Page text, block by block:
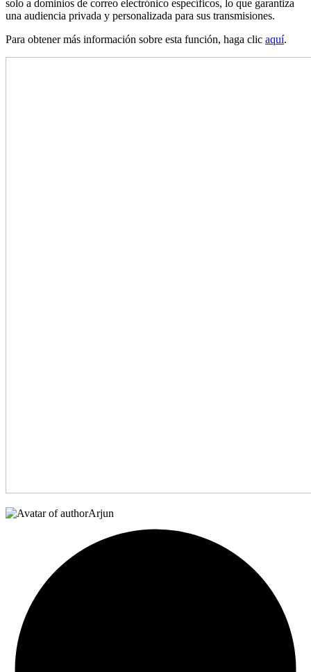
solo a dominios de correo electrónico específicos, lo que garantiza
una audiencia privada y personalizada para sus transmisiones.
Para obtener más información sobre esta función, haga clic aquí.
Arjun